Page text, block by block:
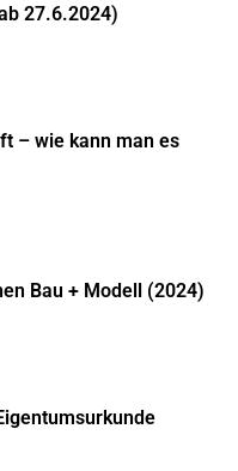
27.6.2024)
– wie kann man es
Bau + Modell (2024)